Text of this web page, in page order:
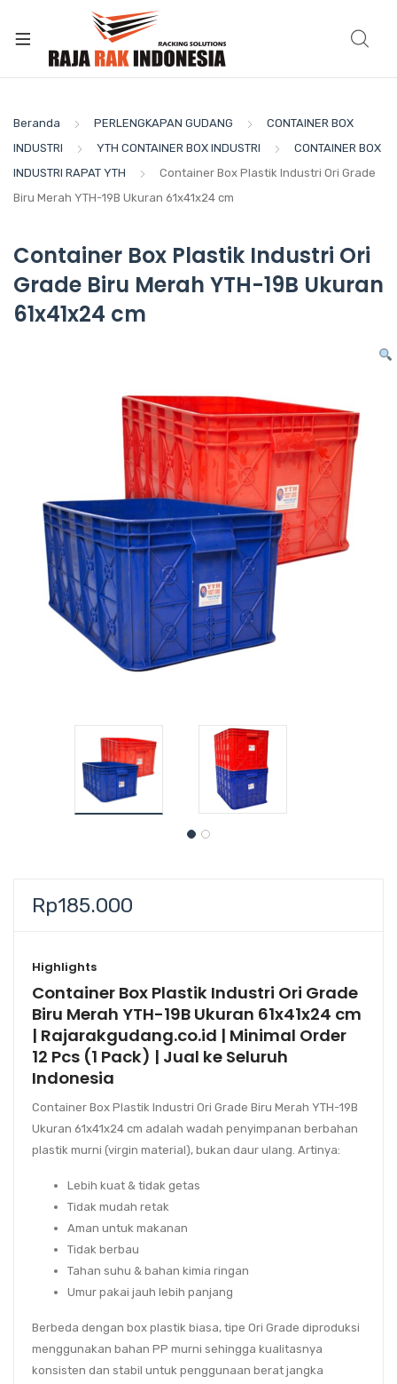
Beranda PERLENGKAPAN GUDANG
CONTAINER BOX
INDUSTRI
YTH CONTAINER BOX INDUSTRI
CONTAINER BOX
INDUSTRI RAPAT YTH
Container Box Plastik Industri Ori Grade
Biru Merah YTH-19B Ukuran 61x41x24 cm
Container Box Plastik Industri Ori
Grade Biru Merah YTH-19B Ukuran
61x41x24 cm
Rp185.000
Highlights
Container Box Plastik Industri Ori Grade
Biru Merah YTH-19B Ukuran 61x41x24 cm
| Rajarakgudang.co.id | Minimal Order
12 Pcs (1 Pack) | Jual ke Seluruh
Indonesia
Container Box Plastik Industri Ori Grade Biru Merah YTH-19B
Ukuran 61x41x24 cm adalah wadah penyimpanan berbahan
plastik murni (virgin material), bukan daur ulang. Artinya:
Lebih kuat & tidak getas
Tidak mudah retak
Aman untuk makanan
Tidak berbau
Tahan suhu & bahan kimia ringan
Umur pakai jauh lebih panjang
Berbeda dengan box plastik biasa, tipe Ori Grade diproduksi
menggunakan bahan PP murni sehingga kualitasnya
konsisten dan stabil untuk penggunaan berat jangka